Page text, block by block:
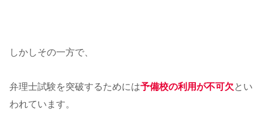
しかしその一方で、
弁理士試験を突破するためには予備校の利用が不可欠 とい
われています。